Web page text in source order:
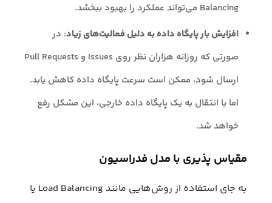
Balancing می‌تواند عملکرد را بهبود ببخشد.
افزایش بار پایگاه داده به دلیل فعالیت‌های زیاد: در
صورتی که روزانه هزاران نظر روی Issues و Pull Requests
ارسال شود، ممکن است سرعت پایگاه داده کاهش یابد.
اما با انتقال به یک پایگاه داده خارجی، این مشکل رفع
خواهد شد.
مقیاس پذیری با مدل فدراسیون
به جای استفاده از روش‌هایی مانند Load Balancing یا